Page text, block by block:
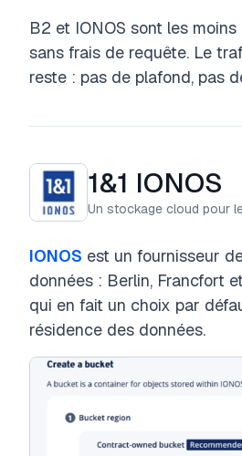
B2 et IONOS sont les
sans frais de requête. Le
reste : pas de plafond, pas
1&1 IONOS
Un stockage cloud pour
IONOS est un fournisseur
données : Berlin, Francfort
qui en fait un choix par
résidence des données.